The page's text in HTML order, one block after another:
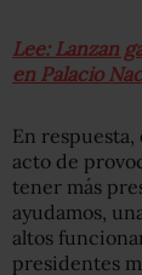
Lee: Lanzan
en Palacio
En
acto de
tener más
ayudamos,
altos
presidentes